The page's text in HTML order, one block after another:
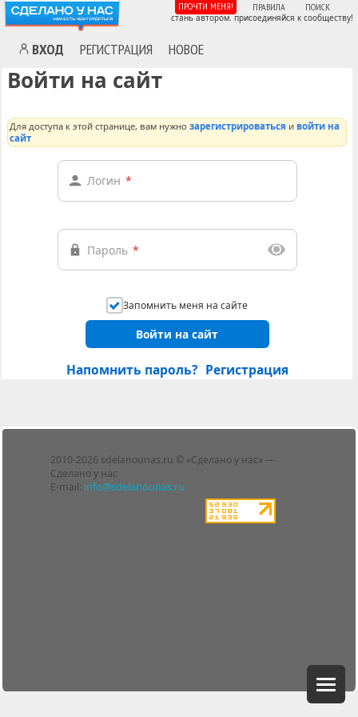
ВХОД РЕГИСТРАЦИЯ НОВОЕ
ПРОЧТИ МЕНЯ! ПРАВИЛА ПОИСК
стань автором. присоединяйся к сообществу!
Войти на сайт
Для доступа к этой странице, вам нужнозарегистрироваться ивойти на
сайт
Логин *
Пароль *
Запомнить меня на сайте
Войти на сайт
Напомнить пароль? Регистрация
2010-2026 sdelanounas.ru © «Сделано у нас» —
Сделано у нас
E-mail: info@sdelanounas.ru
Блоги
Люди
Политика